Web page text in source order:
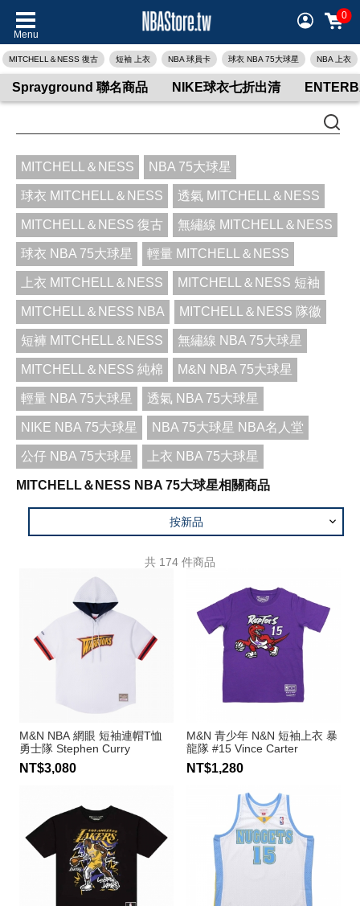
Menu
0
MITCHELL＆NESS 復古 短袖 上衣 NBA 球員卡 球衣 NBA 75大球星 NBA 上衣
Sprayground 聯名商品 NIKE球衣七折出清
MITCHELL＆NESS NBA 75大球星
球衣 MITCHELL＆NESS 透氣 MITCHELL＆NESS
MITCHELL＆NESS 復古 無繡線 MITCHELL＆NESS
球衣 NBA 75大球星 輕量 MITCHELL＆NESS
上衣 MITCHELL＆NESS MITCHELL＆NESS 短袖
MITCHELL＆NESS NBA MITCHELL＆NESS 隊徽
短褲 MITCHELL＆NESS 無繡線 NBA 75大球星
MITCHELL＆NESS 純棉 M&N NBA 75大球星
輕量 NBA 75大球星 透氣 NBA 75大球星
NIKE NBA 75大球星 NBA 75大球星 NBA名人堂
公仔 NBA 75大球星 上衣 NBA 75大球星
MITCHELL＆NESS NBA 75大球星相關商品
按新品
共 174 件商品
M&N NBA 網眼 短袖連帽T恤
勇士隊 Stephen Curry
NT$3,080
M&N 青少年 N&N 短袖上衣 暴
龍隊 #15 Vince Carter
NT$1,280